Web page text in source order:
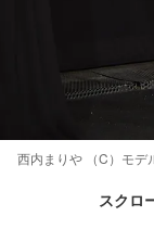
西内まりや （C）モデ
スクロ